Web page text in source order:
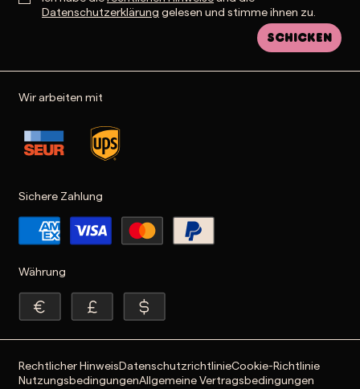
Datenschutzerklärung gelesen und stimme ihnen zu.
Schicken
Wir arbeiten mit
Sichere Zahlung
Währung
Rechtlicher HinweisDatenschutzrichtlinieCookie-Richtlinie
NutzungsbedingungenAllgemeine Vertragsbedingungen